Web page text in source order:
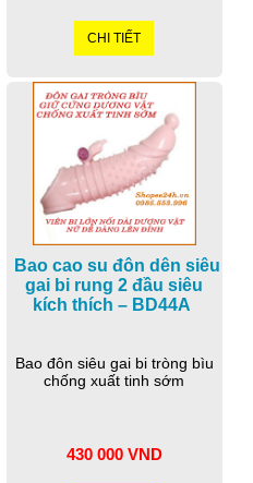
CHI TIẾT
Bao cao su đôn dên siêu
gai bi rung 2 đầu siêu
kích thích – BD44A
Bao đôn siêu gai bi tròng bìu
chống xuất tinh sớm
430 000 VND